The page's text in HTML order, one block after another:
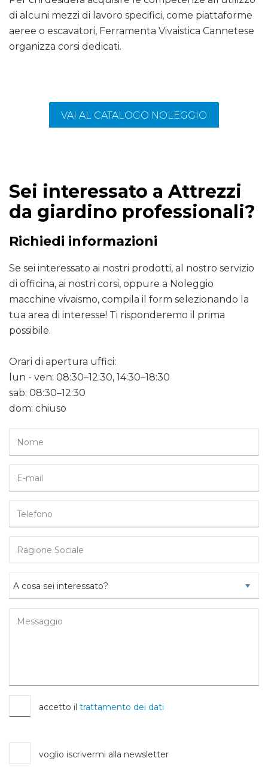
di alcuni mezzi di lavoro specifici, come piattaforme
aeree o escavatori, Ferramenta Vivaistica Cannetese
organizza corsi dedicati.
VAI AL CATALOGO NOLEGGIO
Sei interessato a Attrezzi
da giardino professionali?
Richiedi informazioni
Se sei interessato ai nostri prodotti, al nostro servizio
di officina, ai nostri corsi, oppure a Noleggio
macchine vivaismo, compila il form selezionando la
tua area di interesse! Ti risponderemo il prima
possibile.
Orari di apertura uffici:
lun - ven: 08:30–12:30, 14:30–18:30
sab: 08:30–12:30
dom: chiuso
accetto il trattamento dei dati
voglio iscrivermi alla newsletter